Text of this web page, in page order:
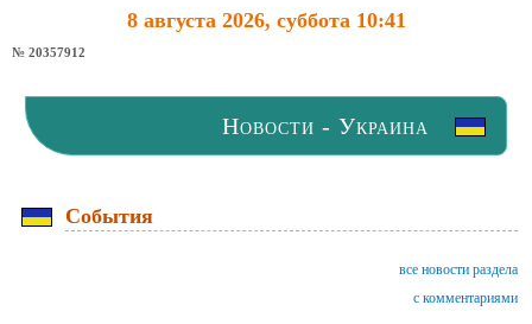
8 августа 2026, суббота 10:41
№ 20357912
Новости - Украина
События
все новости раздела
с комментариями